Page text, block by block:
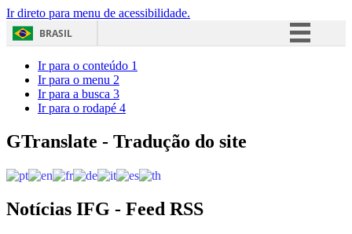
Ir direto para menu de acessibilidade.
BRASIL
Acesso à informação
Ir para o conteúdo 1
Ir para o menu 2
Ir para a busca 3
Ir para o rodapé 4
GTranslate - Tradução do site
Notícias IFG - Feed RSS